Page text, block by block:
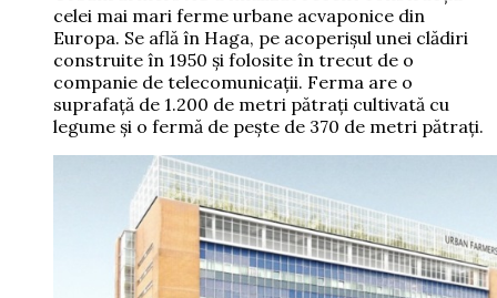
celei mai mari ferme urbane acvaponice din
Europa. Se află în Haga, pe acoperişul unei clădiri
construite în 1950 şi folosite în trecut de o
companie de telecomunicaţii. Ferma are o
suprafaţă de 1.200 de metri pătraţi cultivată cu
legume şi o fermă de peşte de 370 de metri pătraţi.